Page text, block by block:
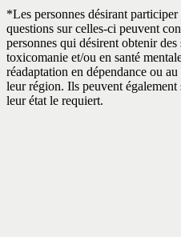
*Les personnes désirant
questions sur celles-ci peuvent
personnes qui désirent obtenir des
toxicomanie et/ou en santé
réadaptation en dépendance ou
leur région. Ils peuvent également
leur état le requiert.